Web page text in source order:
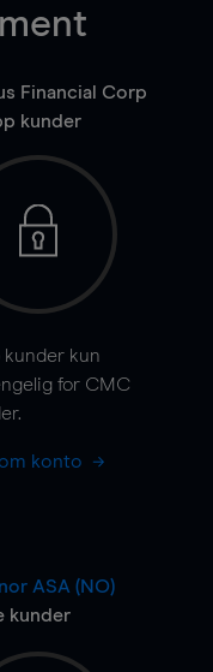
Financial Corp
kunder
kunder kun
for CMC
konto
ASA (NO)
kunder